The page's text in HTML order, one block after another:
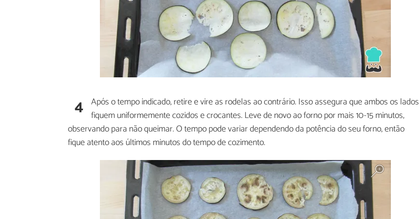
4 Após o tempo indicado, retire e vire as rodelas ao contrário. Isso assegura que ambos os lados
fiquem uniformemente cozidos e crocantes. Leve de novo ao forno por mais 10-15 minutos,
observando para não queimar. O tempo pode variar dependendo da potência do seu forno, então
fique atento aos últimos minutos do tempo de cozimento.